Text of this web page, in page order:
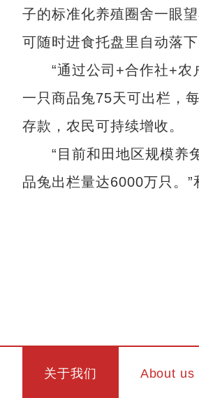
子的标准化养殖圈舍一眼
可随时进食托盘里自动落
“通过公司+合作社+农户
一只商品兔75天可出栏，
存款，农民可持续增收。
“目前和田地区规模养兔
品兔出栏量达6000万只。”
关于我们 About us